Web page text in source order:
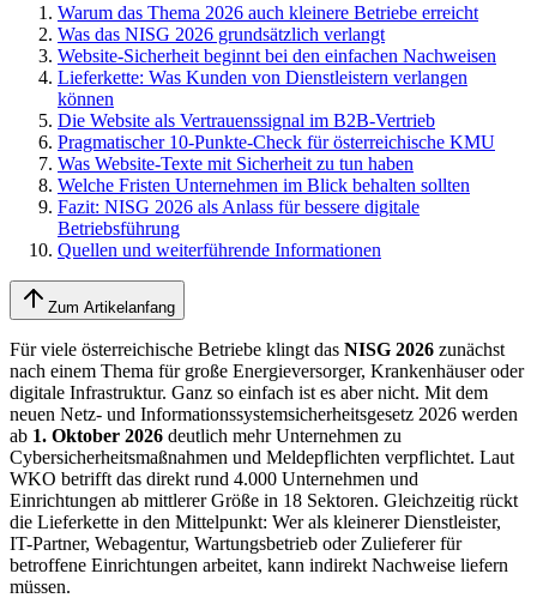
Warum das Thema 2026 auch kleinere Betriebe erreicht
Was das NISG 2026 grundsätzlich verlangt
Website-Sicherheit beginnt bei den einfachen Nachweisen
Lieferkette: Was Kunden von Dienstleistern verlangen
können
Die Website als Vertrauenssignal im B2B-Vertrieb
Pragmatischer 10-Punkte-Check für österreichische KMU
Was Website-Texte mit Sicherheit zu tun haben
Welche Fristen Unternehmen im Blick behalten sollten
Fazit: NISG 2026 als Anlass für bessere digitale
Betriebsführung
Quellen und weiterführende Informationen
Zum Artikelanfang
Für viele österreichische Betriebe klingt das NISG 2026 zunächst
nach einem Thema für große Energieversorger, Krankenhäuser oder
digitale Infrastruktur. Ganz so einfach ist es aber nicht. Mit dem
neuen Netz- und Informationssystemsicherheitsgesetz 2026 werden
ab 1. Oktober 2026 deutlich mehr Unternehmen zu
Cybersicherheitsmaßnahmen und Meldepflichten verpflichtet. Laut
WKO betrifft das direkt rund 4.000 Unternehmen und
Einrichtungen ab mittlerer Größe in 18 Sektoren. Gleichzeitig rückt
die Lieferkette in den Mittelpunkt: Wer als kleinerer Dienstleister,
IT-Partner, Webagentur, Wartungsbetrieb oder Zulieferer für
betroffene Einrichtungen arbeitet, kann indirekt Nachweise liefern
müssen.